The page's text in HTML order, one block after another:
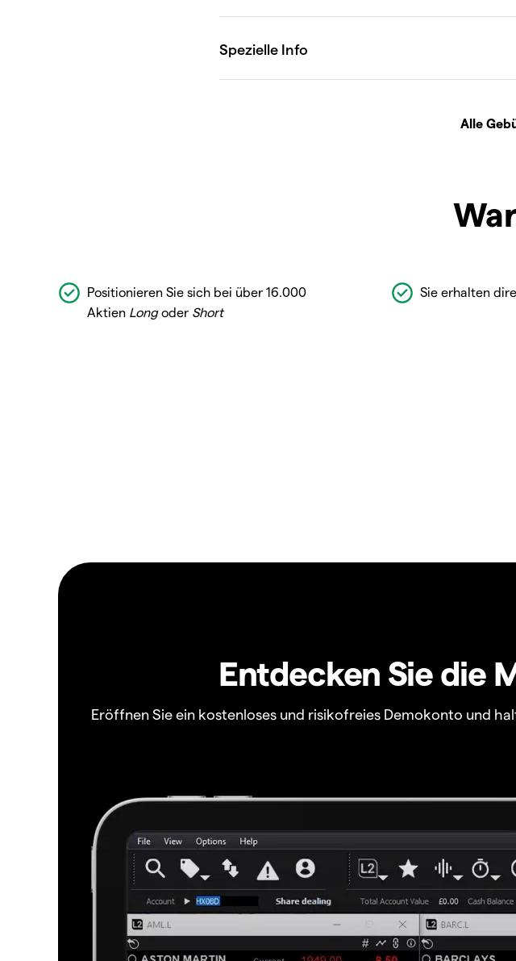
Positionieren Sie sich bei über 16.000
Aktien Longoder Short
Sie erhalten
Entdecken Sie die
Eröffnen Sie ein kostenloses und risikofreies Demokonto und